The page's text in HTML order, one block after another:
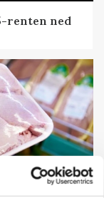
renten ned